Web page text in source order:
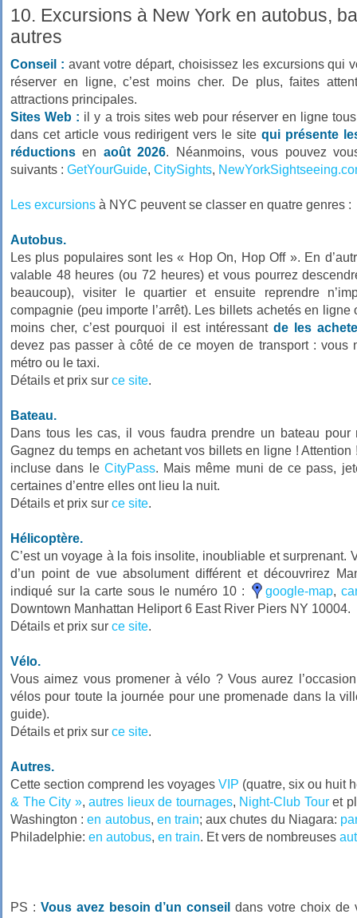
10. Excursions à New York en autobus,
autres
Conseil : avant votre départ, choisissez les excursions qui
réserver en ligne, c’est moins cher. De plus, faites
attractions principales.
Sites Web : il y a trois sites web pour réserver en ligne
dans cet article vous redirigent vers le site qui présente
réductions en août 2026. Néanmoins, vous pouvez
suivants : GetYourGuide, CitySights,
Les excursions à NYC peuvent se classer en quatre genres :
Autobus.
Les plus populaires sont les « Hop On, Hop Off ». En
valable 48 heures (ou 72 heures) et vous pourrez
beaucoup), visiter le quartier et ensuite reprendre
compagnie (peu importe l’arrêt). Les billets achetés en ligne
moins cher, c’est pourquoi il est intéressant de les
devez pas passer à côté de ce moyen de transport : vous
métro ou le taxi.
Détails et prix sur ce site.
Bateau.
Dans tous les cas, il vous faudra prendre un bateau
Gagnez du temps en achetant vos billets en ligne !
incluse dans le CityPass. Mais même muni de ce pass,
certaines d’entre elles ont lieu la nuit.
Détails et prix sur ce site.
Hélicoptère.
C’est un voyage à la fois insolite, inoubliable et surprenant.
d’un point de vue absolument différent et découvrirez
indiqué sur la carte sous le numéro 10 :
google-map,
Downtown Manhattan Heliport 6 East River Piers NY 10004.
Détails et prix sur ce site.
Vélo.
Vous aimez vous promener à vélo ? Vous aurez
vélos pour toute la journée pour une promenade dans la
guide).
Détails et prix sur ce site.
Autres.
Cette section comprend les voyages VIP (quatre, six ou huit
& The City », autres lieux de tournages, Night-Club Touret
Washington :en autobus, en train; aux chutes du Niagara:
Philadelphie: en autobus, en train. Et vers de nombreuses
PS : Vous avez besoin d’un conseil dans votre choix de